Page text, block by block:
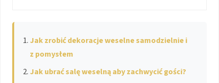
Jak zrobić dekoracje weselne samodzielnie i
z pomysłem
Jak ubrać salę weselną aby zachwycić gości?